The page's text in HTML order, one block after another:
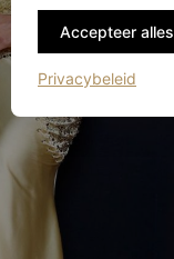
Accepteer alles
Privacybeleid